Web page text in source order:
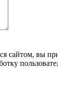
сайтом, вы